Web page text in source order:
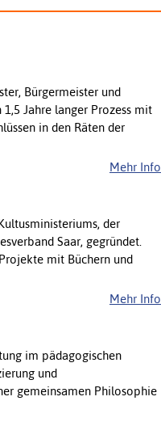
Bürgermeister und
Jahre langer Prozess mit
in den Räten der
Mehr Info
der
Saar, gegründet.
mit Büchern und
Mehr Info
im pädagogischen
und
gemeinsamen Philosophie